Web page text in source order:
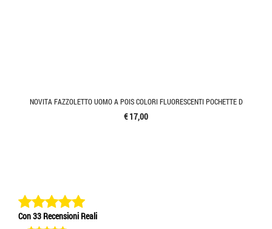
NOVITA FAZZOLETTO UOMO A POIS COLORI FLUORESCENTI POCHETTE D
€ 17,00
Con 33 Recensioni Reali